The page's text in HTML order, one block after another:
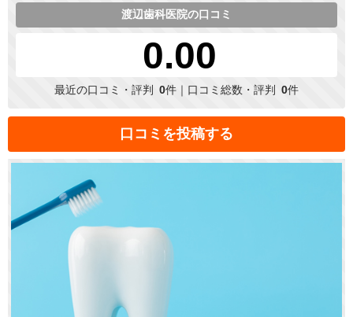
渡辺歯科医院の口コミ
0.00
最近の口コミ・評判 0件｜口コミ総数・評判 0件
口コミを投稿する